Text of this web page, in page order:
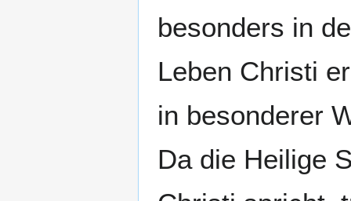
besonders in
Leben Christi
in besonderer
Da die Heilige